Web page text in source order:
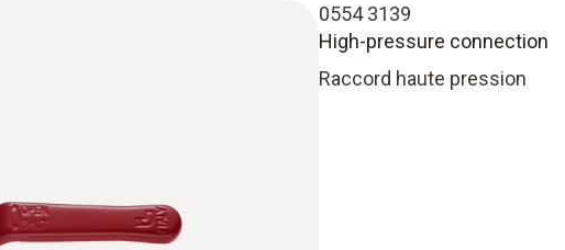
0554 3139
High-pressure connection
Raccord haute pression